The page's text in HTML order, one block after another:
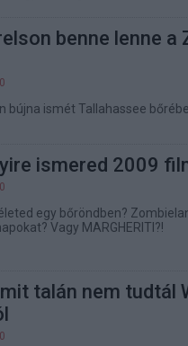
benne lenne a
bújna ismét Tallahassee bőrébe.
ismered 2009
egy bőröndben?
Vagy MARGHERITI?!
talán nem tudtál